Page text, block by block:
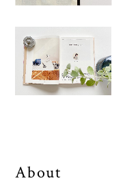
About